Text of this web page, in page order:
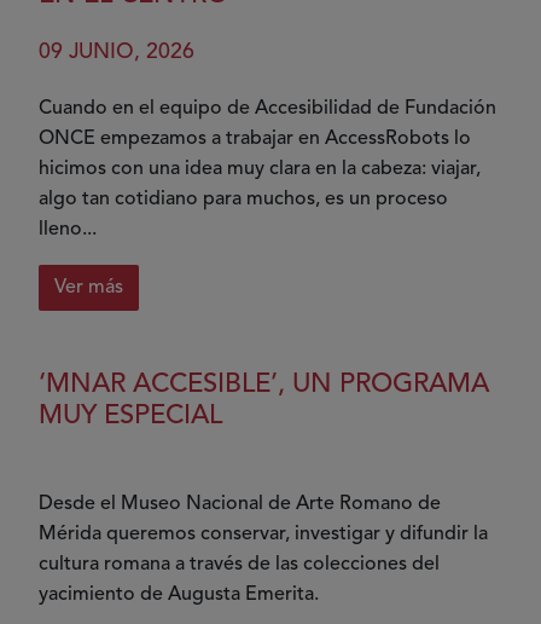
de
la
música
directo
09 JUNIO, 2026
Cuando en el equipo de Accesibilidad de Fundación
ONCE empezamos a trabajar en AccessRobots lo
hicimos con una idea muy clara en la cabeza: viajar,
algo tan cotidiano para muchos, es un proceso
lleno...
Ver más
sobre
cuando
la
a
‘MNAR ACCESIBLE’, UN PROGRAMA
MUY ESPECIAL
Desde el Museo Nacional de Arte Romano de
Mérida queremos conservar, investigar y difundir la
cultura romana a través de las colecciones del
yacimiento de Augusta Emerita.